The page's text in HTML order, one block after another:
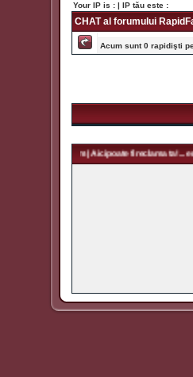
Your IP is : | IP tău este :
CHAT al forumului
Acum sunt 0 rapidişti
| Aici poate fi reclama ta! ...